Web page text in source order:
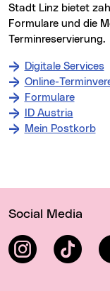
Stadt Linz bietet
Formulare und die
Terminreservierung.
Digitale Services
Online-
Formulare
ID Austria
Mein Postkorb
Social Media
InstagramTikTok